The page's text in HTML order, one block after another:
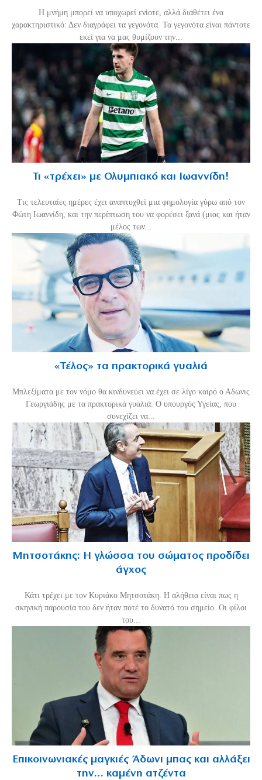
H μνήμη μπορεί να υποχωρεί ενίοτε, αλλά διαθέτει ένα
χαρακτηριστικό: Δεν διαγράφει τα γεγονότα. Τα γεγονότα είναι πάντοτε
εκεί για να μας θυμίζουν την...
Τι «τρέχει» με Ολυμπιακό και Ιωαννίδη!
Τις τελευταίες ημέρες έχει αναπτυχθεί μια φημολογία γύρω από τον
Φώτη Ιωαννίδη, και την περίπτωση του να φορέσει ξανά (μιας και ήταν
μέλος των...
«Τέλος» τα πρακτορικά γυαλιά
Μπλεξίματα με τον νόμο θα κινδυνεύει να έχει σε λίγο καιρό ο Αδωνις
Γεωργιάδης με τα πρακτορικά γυαλιά. Ο υπουργός Υγείας, που
συνεχίζει να...
Μητσοτάκης: Η γλώσσα του σώματος προδίδει
άγχος
Κάτι τρέχει με τον Κυριάκο Μητσοτάκη. Η αλήθεια είναι πως η
σκηνική παρουσία του δεν ήταν ποτέ το δυνατό του σημείο. Οι φίλοι
του...
Επικοινωνιακές μαγκιές Άδωνι μπας και αλλάξει
την… καμένη ατζέντα